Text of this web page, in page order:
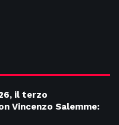
il terzo
Vincenzo Salemme: